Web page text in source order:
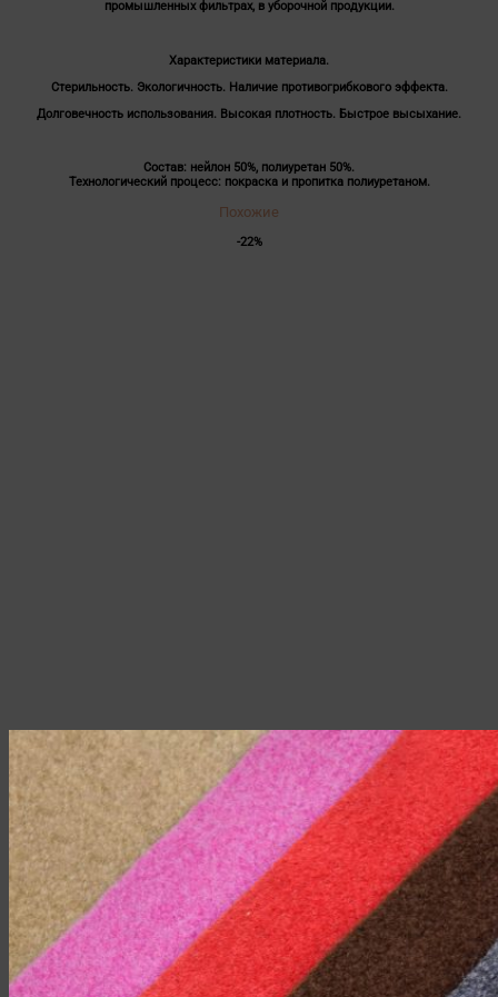
промышленных фильтрах, в уборочной продукции.
Характеристики материала.
Стерильность. Экологичность. Наличие противогрибкового эффекта.
Долговечность использования. Высокая плотность. Быстрое высыхание.
Состав: нейлон 50%, полиуретан 50%.
Технологический процесс: покраска и пропитка полиуретаном.
Похожие
-22%